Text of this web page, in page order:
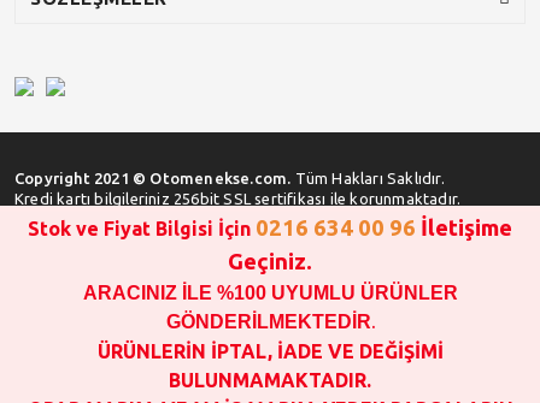
Copyright 2021 © Otomenekse.com. Tüm Hakları Saklıdır.
Kredi kartı bilgileriniz 256bit SSL sertifikası ile korunmaktadır.
SATIN ALMA İŞLEMİ YAPMADAN ÖNCE
STOK VE FİYAT BİLGİSİ ALINIZ !!!
1000 TL VE ÜSTÜ SİPARİŞ VERİLEBİLİR!!!
OPAR MARKA VE MAİS MARKA YEDEK PARÇALARIN
GARANTİSİ YOKTUR!!!!!!!!!!!
Stok ve Fiyat Bilgisi İçin 0216 634 00 96 İletişime
Geçiniz.
ARACINIZ İLE %100 UYUMLU ÜRÜNLER
GÖNDERİLMEKTEDİR.
ÜRÜNLERİN İPTAL, İADE VE DEĞİŞİMİ
BULUNMAMAKTADIR.